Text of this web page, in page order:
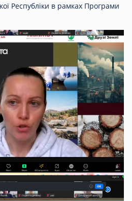
Республіки в рамках Програми